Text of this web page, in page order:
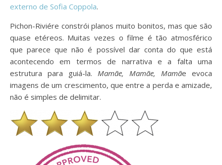
externo de Sofia Coppola.
Pichon-Riviére constrói planos muito bonitos, mas que são
quase etéreos. Muitas vezes o filme é tão atmosférico
que parece que não é possível dar conta do que está
acontecendo em termos de narrativa e a falta uma
estrutura para guiá-la. Mamãe, Mamãe, Mamãe evoca
imagens de um crescimento, que entre a perda e amizade,
não é simples de delimitar.